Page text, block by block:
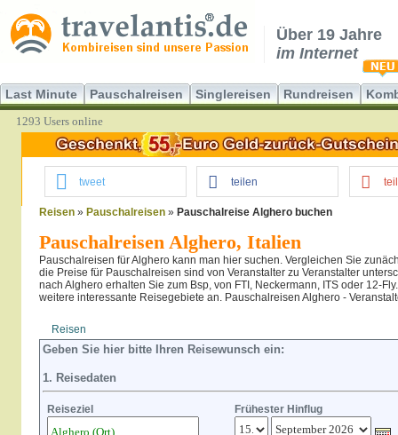
Über 19 Jahre
im Internet
Last Minute Pauschalreisen Singlereisen Rundreisen
1293 Users online
tweet teilen
Reisen » Pauschalreisen » Pauschalreise Alghero buchen
Pauschalreisen Alghero, Italien
Pauschalreisen für Alghero kann man hier suchen. Vergleichen Sie
die Preise für Pauschalreisen sind von Veranstalter zu Veranstalter
nach Alghero erhalten Sie zum Bsp, von FTI, Neckermann, ITS oder 12-
weitere interessante Reisegebiete an. Pauschalreisen Alghero -
Reisen
Geben Sie hier bitte Ihren Reisewunsch ein:
1. Reisedaten
Reiseziel Frühester Hinflug